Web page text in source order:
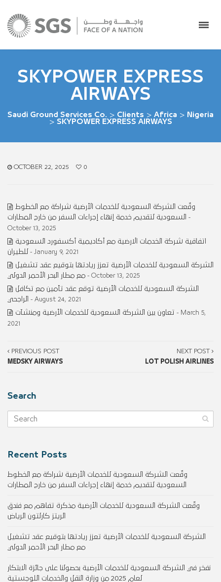
SKYPOWER EXPRESS
AIRWAYS
Saudi Ground Services Co. > Clients > Africa > Nigeria
> SKYPOWER EXPRESS AIRWAYS
OCTOBER 22, 2025 0
وقّعت الشركة السعودية للخدمات الأرضية شراكة مع الخطوط
السعودية لتقديم خدمة إنهاء إجراءات السفر من خارج المطارات
-
October 13, 2025
اتفاقية شركة الخدمات الارضية مع أكاديمية أكسفورد السعودية
للطيران
- January 9, 2021
الشركة السعودية للخدمات الأرضية تعزز ريادتها بتوقيع عقد تشغيل
مع مطار البحر الأحمر الدولي - October 13, 2025
الشركة السعودية للخدمات الأرضية توقع عقد تأمين مع تكافل
الراجحي
- August 24, 2021
تعاون بين الشركة السعودية للخدمات الأرضية ومنشآت - March 5,
2021
PREVIOUS POST
MEDSKY AIRWAYS
NEXT POST
LOT POLISH AIRLINES
Search
Recent Posts
وقّعت الشركة السعودية للخدمات الأرضية شراكة مع الخطوط
السعودية لتقديم خدمة إنهاء إجراءات السفر من خارج المطارات
وقّعت الشركة السعودية للخدمات الأرضية مذكرة تفاهم مع فندق
الريتز كارلتون الرياض
الشركة السعودية للخدمات الأرضية تعزز ريادتها بتوقيع عقد تشغيل
مع مطار البحر الأحمر الدولي
نفخر في الشركة السعودية للخدمات الأرضية بحصولنا على جائزة الابتكار
لعام 2025 من وزارة النقل والخدمات اللوجستية